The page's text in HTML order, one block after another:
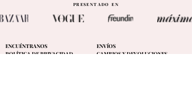
PRESENTADO EN
ENCUÉNTRANOS
POLÍTICA DE PRIVACIDAD
ENVÍOS
CAMBIOS Y DEVOLUCIONES